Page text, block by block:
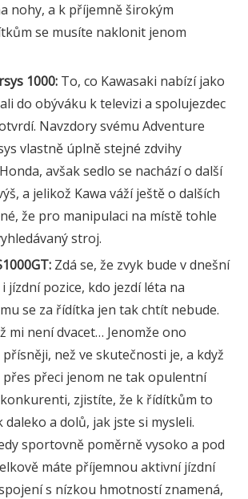
nohy, a k příjemně širokým
se musíte naklonit jenom
1000: To, co Kawasaki nabízí jako
do obýváku k televizi a spolujezdec
Navzdory svému Adventure
vlastně úplně stejné zdvihy
avšak sedlo se nachází o další
a jelikož Kawa váží ještě o dalších
že pro manipulaci na místě tohle
stroj.
Zdá se, že zvyk bude v dnešní
jízdní pozice, kdo jezdí léta na
se za řídítka jen tak chtít nebude.
mi není dvacet… Jenomže ono
než ve skutečnosti je, a když
přeci jenom ne tak opulentní
zjistíte, že k řídítkům to
daleko a dolů, jak jste si mysleli.
sportovně poměrně vysoko a pod
máte příjemnou aktivní jízdní
s nízkou hmotností znamená,